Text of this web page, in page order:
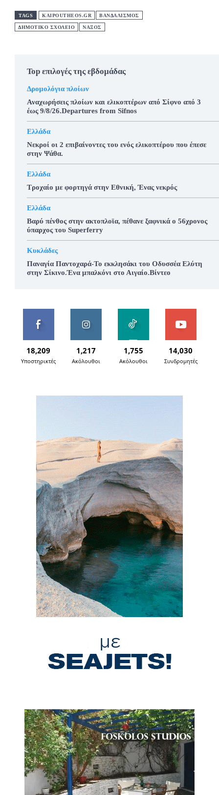
TAGS KAIPOUTHEOS.GR ΒΑΝΔΑΛΙΣΜΟΣ
ΔΗΜΟΤΙΚΟ ΣΧΟΛΕΙΟ ΝΑΞΟΣ
Top επιλογές της εβδομάδας
Δρομολόγια πλοίων
Αναχωρήσεις πλοίων και ελικοπτέρων από Σίφνο από 3
έως 9/8/26.Departures from Sifnos
Ελλάδα
Νεκροί οι 2 επιβαίνοντες του ενός ελικοπτέρου που έπεσε
στην Ψάθα.
Ελλάδα
Τροχαίο με φορτηγά στην Εθνική, Ένας νεκρός
Ελλάδα
Βαρύ πένθος στην ακτοπλοϊα, πέθανε ξαφνικά ο 56χρονος
ύπαρχος του Superferry
Κυκλάδες
Παναγία Παντοχαρά-Το εκκλησάκι του Οδυσσέα Ελύτη
στην Σίκινο.Ένα μπαλκόνι στο Αιγαίο.Βίντεο
18,209
Υποστηρικτές
1,217
Ακόλουθοι
1,755
Ακόλουθοι
14,030
Συνδρομητές